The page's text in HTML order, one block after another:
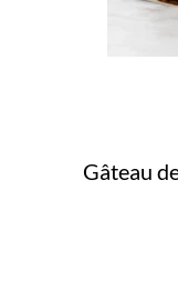
Gâteau